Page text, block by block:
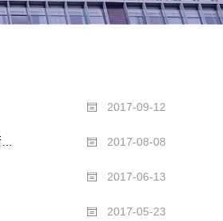
2017-09-12
2017-08-08
2017-06-13
2017-05-23